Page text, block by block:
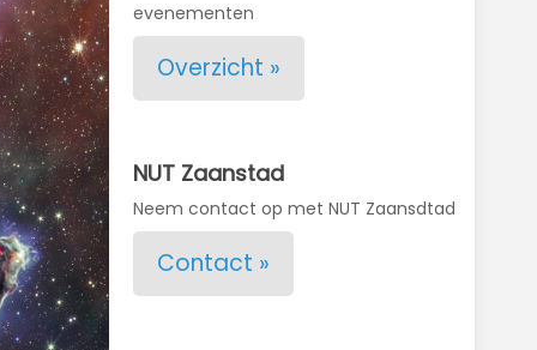
evenementen
Overzicht »
NUT Zaanstad
Neem contact op met NUT Zaansdtad
Contact »